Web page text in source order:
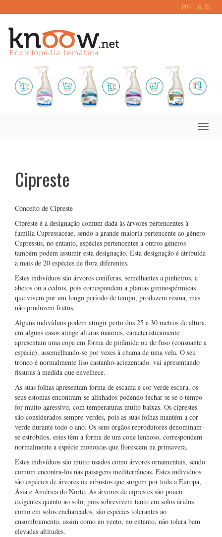
PORTUGUÊS
Toggle
Cipreste
Conceito de Cipreste
Cipreste é a designação comum dada às árvores pertencentes à
família Cupressaceae, sendo a grande maioria pertencente ao género
Cupressus, no entanto, espécies pertencentes a outros géneros
também podem assumir esta designação. Esta designação é atribuída
a mais de 20 espécies de flora diferentes.
Estes indivíduos são árvores coníferas, semelhantes a pinheiros, a
abetos ou a cedros, pois correspondem a plantas gimnospérmicas
que vivem por um longo período de tempo, produzem resina, mas
não produzem frutos.
Alguns indivíduos podem atingir perto dos 25 a 30 metros de altura,
em alguns casos atinge alturas maiores, caracteristicamente
apresentam uma copa em forma de pirâmide ou de fuso (consoante a
espécie), assemelhando-se por vezes à chama de uma vela. O seu
tronco é normalmente liso castanho-acinzentado, vai apresentando
fissuras à medida que envelhece.
As suas folhas apresentam forma de escama e cor verde escura, os
seus estomas encontram-se alinhados podendo fechar-se se o tempo
for muito agressivo, com temperaturas muito baixas. Os ciprestes
são considerados sempre-verdes, pois as suas folhas mantêm a cor
verde durante todo o ano. Os seus órgãos reprodutores denominam-
se estróbilos, estes têm a forma de um cone lenhoso, correspondem
normalmente a espécie monoicas que florescem na primavera.
Estes indivíduos são muito usados como árvores ornamentais, sendo
comum encontra-los nas paisagens mediterrâneas. Estes indivíduos
são espécies de árvores ou arbustos que surgem por toda a Europa,
Ásia e América do Norte. As árvores de ciprestes são pouco
exigentes quanto ao solo, pois sobrevivem tanto em solos áridos
como em solos encharcados, são espécies tolerantes ao
ensombramento, assim como ao vento, no entanto, não tolera bem
elevadas altitudes.